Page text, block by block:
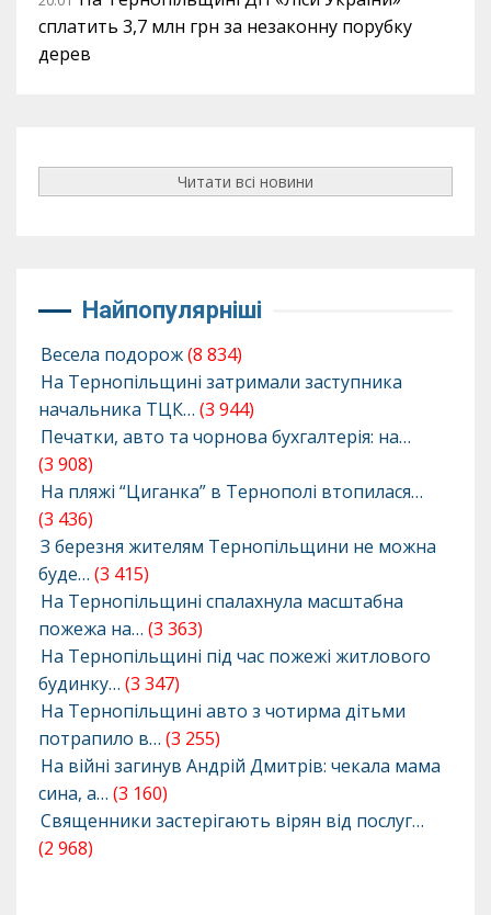
сплатить 3,7 млн грн за незаконну порубку
дерев
Читати всі новини
Найпопулярніші
Весела подорож(8 834)
На Тернопільщині затримали заступника
начальника ТЦК… (3 944)
Печатки, авто та чорнова бухгалтерія: на…
(3 908)
На пляжі “Циганка” в Тернополі втопилася…
(3 436)
З березня жителям Тернопільщини не можна
буде… (3 415)
На Тернопільщині спалахнула масштабна
пожежа на… (3 363)
На Тернопільщині під час пожежі житлового
будинку… (3 347)
На Тернопільщині авто з чотирма дітьми
потрапило в… (3 255)
На війні загинув Андрій Дмитрів: чекала мама
сина, а… (3 160)
Священники застерігають вірян від послуг…
(2 968)